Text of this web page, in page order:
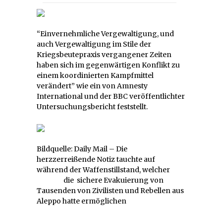
“Einvernehmliche Vergewaltigung, und
auch Vergewaltigung im Stile der
Kriegsbeutepraxis vergangener Zeiten
haben sich im gegenwärtigen Konflikt zu
einem koordinierten Kampfmittel
verändert” wie ein von Amnesty
International und der BBC veröffentlichter
Untersuchungsbericht feststellt.
Bildquelle: Daily Mail – Die
herzzerreißende Notiz tauchte auf
während der Waffenstillstand, welcher
die sichere Evakuierung von
Tausenden von Zivilisten und Rebellen aus
Aleppo hatte ermöglichen